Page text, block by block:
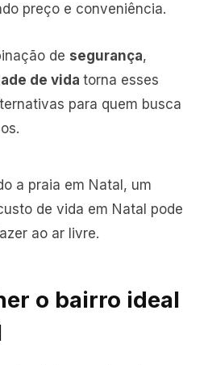
preço e conveniência.
de segurança,
de vida torna esses
para quem busca
o bairro ideal